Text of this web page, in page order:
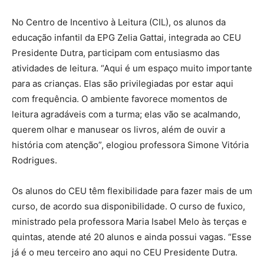
No Centro de Incentivo à Leitura (CIL), os alunos da
educação infantil da EPG Zelia Gattai, integrada ao CEU
Presidente Dutra, participam com entusiasmo das
atividades de leitura. “Aqui é um espaço muito importante
para as crianças. Elas são privilegiadas por estar aqui
com frequência. O ambiente favorece momentos de
leitura agradáveis com a turma; elas vão se acalmando,
querem olhar e manusear os livros, além de ouvir a
história com atenção”, elogiou professora Simone Vitória
Rodrigues.
Os alunos do CEU têm flexibilidade para fazer mais de um
curso, de acordo sua disponibilidade. O curso de fuxico,
ministrado pela professora Maria Isabel Melo às terças e
quintas, atende até 20 alunos e ainda possui vagas. “Esse
já é o meu terceiro ano aqui no CEU Presidente Dutra.